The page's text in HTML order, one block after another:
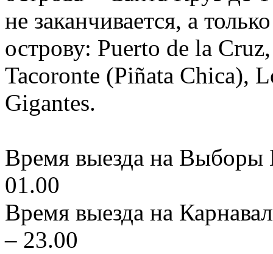
не заканчивается, а
острову: Puerto de la
Tacoronte (Piñata Chica),
Gigantes.
Время выезда на Выборы
01.00
Время выезда на
– 23.00